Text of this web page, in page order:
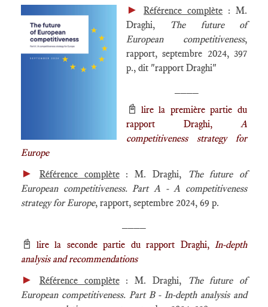
► Référence complète : M.
Draghi, The future of
European competitiveness,
rapport, septembre 2024, 397
p., dit "rapport Draghi"
📓 lire la première partie du
rapport Draghi, A
competitiveness strategy for
Europe
► Référence complète: M. Draghi,
The future of
European competitiveness. Part A - A competitiveness
strategy for Europe, rapport, septembre 2024, 69 p.
📓 lire la seconde partie du rapport Draghi, In-depth
analysis and recommendations
► Référence complète: M. Draghi,
The future of
European competitiveness. Part B - In-depth analysis and